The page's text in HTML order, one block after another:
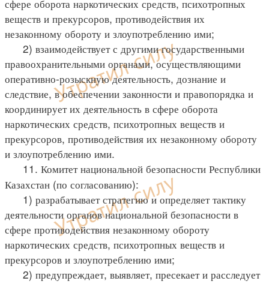
сфере оборота наркотических средств, психотропных
веществ и прекурсоров, противодействия их
незаконному обороту и злоупотреблению ими;
2) взаимодействует с другими государственными
правоохранительными органами, осуществляющими
оперативно-розыскную деятельность, дознание и
следствие, в обеспечении законности и правопорядка и
координирует их деятельность в сфере оборота
наркотических средств, психотропных веществ и
прекурсоров, противодействия их незаконному обороту
и злоупотреблению ими.
11. Комитет национальной безопасности Республики
Казахстан (по согласованию):
1) разрабатывает стратегию и определяет тактику
деятельности органов национальной безопасности в
сфере противодействия незаконному обороту
наркотических средств, психотропных веществ и
прекурсоров и злоупотреблению ими;
2) предупреждает, выявляет, пресекает и расследует